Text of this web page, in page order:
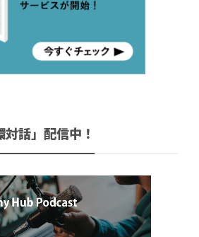
話」配信中！